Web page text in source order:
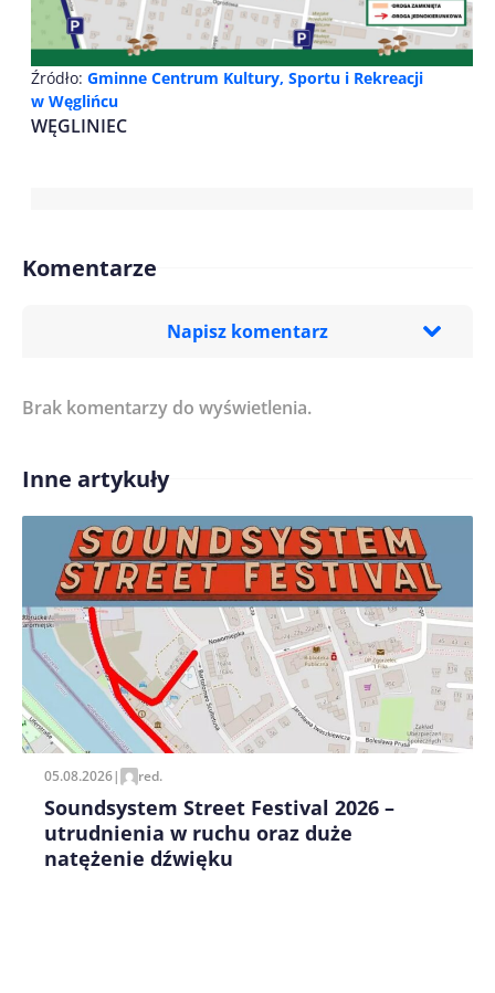
Źródło: Gminne Centrum Kultury, Sportu i Rekreacji
w Węglińcu
WĘGLINIEC
Komentarze
Napisz komentarz
Treść komentarza*
Imię/ Nick*
Zapamiętaj moje dane w tej przeglądarce podczas
pisania kolejnych komentarzy.
Brak komentarzy do wyświetlenia.
Inne artykuły
05.08.2026| red.
Soundsystem Street Festival 2026 –
utrudnienia w ruchu oraz duże
natężenie dźwięku